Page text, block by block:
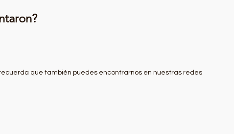
que también puedes encontrarnos en nuestras redes